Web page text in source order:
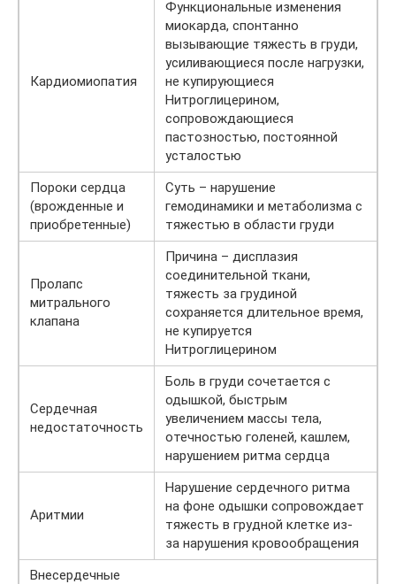
Кардиомиопатия
Функциональные изменения
миокарда, спонтанно
вызывающие тяжесть в груди,
усиливающиеся после нагрузки,
не купирующиеся
Нитроглицерином,
сопровождающиеся
пастозностью, постоянной
усталостью
Пороки сердца
(врожденные и
приобретенные)
Суть – нарушение
гемодинамики и метаболизма с
тяжестью в области груди
Пролапс
митрального
клапана
Причина – дисплазия
соединительной ткани,
тяжесть за грудиной
сохраняется длительное время,
не купируется
Нитроглицерином
Сердечная
недостаточность
Боль в груди сочетается с
одышкой, быстрым
увеличением массы тела,
отечностью голеней, кашлем,
нарушением ритма сердца
Аритмии
Нарушение сердечного ритма
на фоне одышки сопровождает
тяжесть в грудной клетке из-
за нарушения кровообращения
Внесердечные